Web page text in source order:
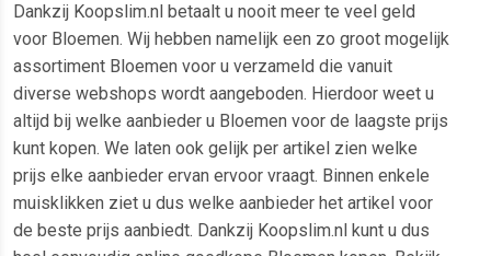
Dankzij Koopslim.nl betaalt u nooit meer te veel geld
voor Bloemen. Wij hebben namelijk een zo groot mogelijk
assortiment Bloemen voor u verzameld die vanuit
diverse webshops wordt aangeboden. Hierdoor weet u
altijd bij welke aanbieder u Bloemen voor de laagste prijs
kunt kopen. We laten ook gelijk per artikel zien welke
prijs elke aanbieder ervan ervoor vraagt. Binnen enkele
muisklikken ziet u dus welke aanbieder het artikel voor
de beste prijs aanbiedt. Dankzij Koopslim.nl kunt u dus